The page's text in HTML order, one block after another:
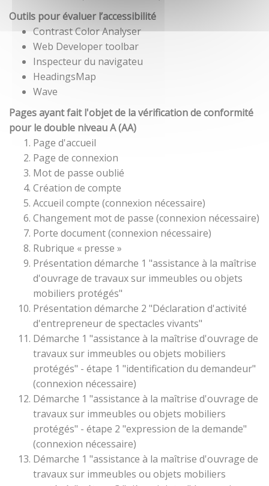
Outils pour évaluer l’accessibilité
Contrast Color Analyser
Web Developer toolbar
Inspecteur du navigateu
HeadingsMap
Wave
Pages ayant fait l'objet de la vérification de conformité
pour le double niveau A (AA)
Page d'accueil
Page de connexion
Mot de passe oublié
Création de compte
Accueil compte (connexion nécessaire)
Changement mot de passe (connexion nécessaire)
Porte document (connexion nécessaire)
Rubrique « presse »
Présentation démarche 1 "assistance à la maîtrise
d'ouvrage de travaux sur immeubles ou objets
mobiliers protégés"
Présentation démarche 2 "Déclaration d'activité
d'entrepreneur de spectacles vivants"
Démarche 1 "assistance à la maîtrise d'ouvrage de
travaux sur immeubles ou objets mobiliers
protégés" - étape 1 "identification du demandeur"
(connexion nécessaire)
Démarche 1 "assistance à la maîtrise d'ouvrage de
travaux sur immeubles ou objets mobiliers
protégés" - étape 2 "expression de la demande"
(connexion nécessaire)
Démarche 1 "assistance à la maîtrise d'ouvrage de
travaux sur immeubles ou objets mobiliers